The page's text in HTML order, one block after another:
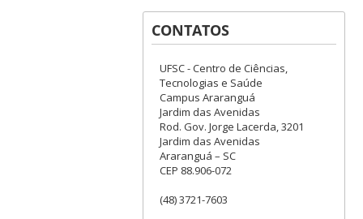
CONTATOS
UFSC - Centro de Ciências,
Tecnologias e Saúde
Campus Araranguá
Jardim das Avenidas
Rod. Gov. Jorge Lacerda, 3201
Jardim das Avenidas
Araranguá – SC
CEP 88.906-072
(48) 3721-7603